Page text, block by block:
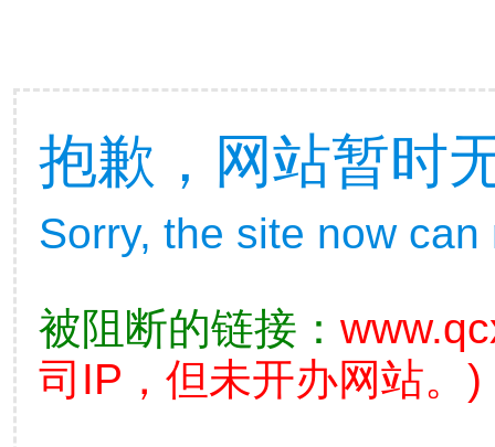
抱歉，网站暂时
Sorry, the site now
被阻断的链接：
司IP，但未开办网站。)